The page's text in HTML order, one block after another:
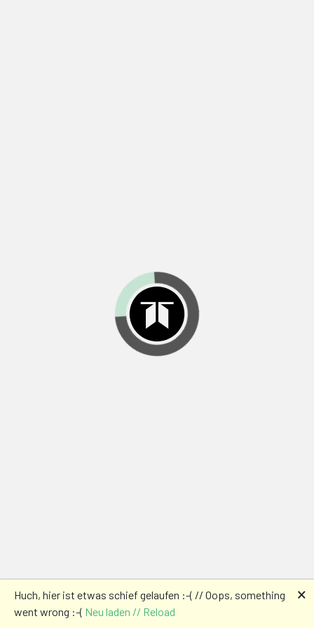
Huch, hier ist etwas schief gelaufen :-( // Oops, something
went wrong :-( Neu laden // Reload
🗙